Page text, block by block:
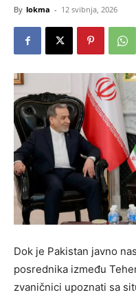
By lokma - 12 svibnja, 2026
Dok je Pakistan javno
posrednika između
zvaničnici upoznati sa